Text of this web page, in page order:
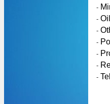
-
-
-
-
-
-
-